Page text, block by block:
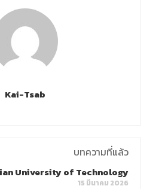
Kai-Tsab
บทความที่แล้ว
University of Technology
15 มีนาคม 2026